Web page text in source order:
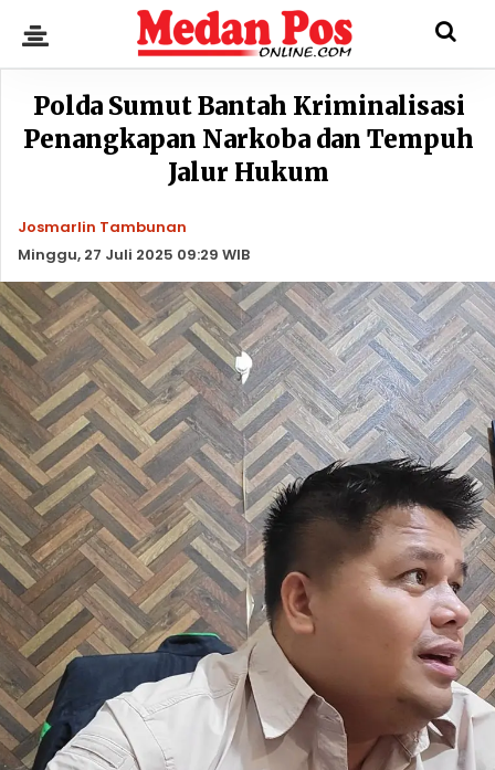
Polda Sumut Bantah Kriminalisasi
Penangkapan Narkoba dan Tempuh
Jalur Hukum
Josmarlin Tambunan
Minggu, 27 Juli 2025 09:29 WIB